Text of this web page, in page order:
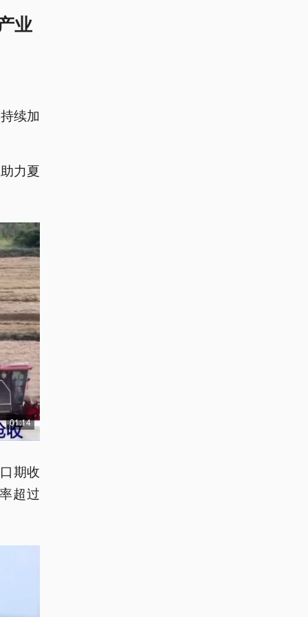
业
续加
力夏
01:14
期收
超过